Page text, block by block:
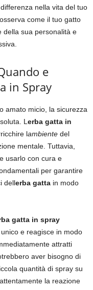
nella vita del tuo
come il tuo gatto
della sua personalità e
e
in Spray
amato micio, la sicurezza
L erba gatta in
lambiente del
mentale. Tuttavia,
usarlo con cura e
per garantire
dellerba gatta in modo
gatta in spray
e reagisce in modo
attratti
aver bisogno di
quantità di spray su
la reazione